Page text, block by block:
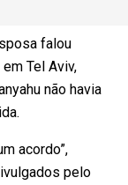
falou
Tel Aviv,
não havia
acordo”,
pelo